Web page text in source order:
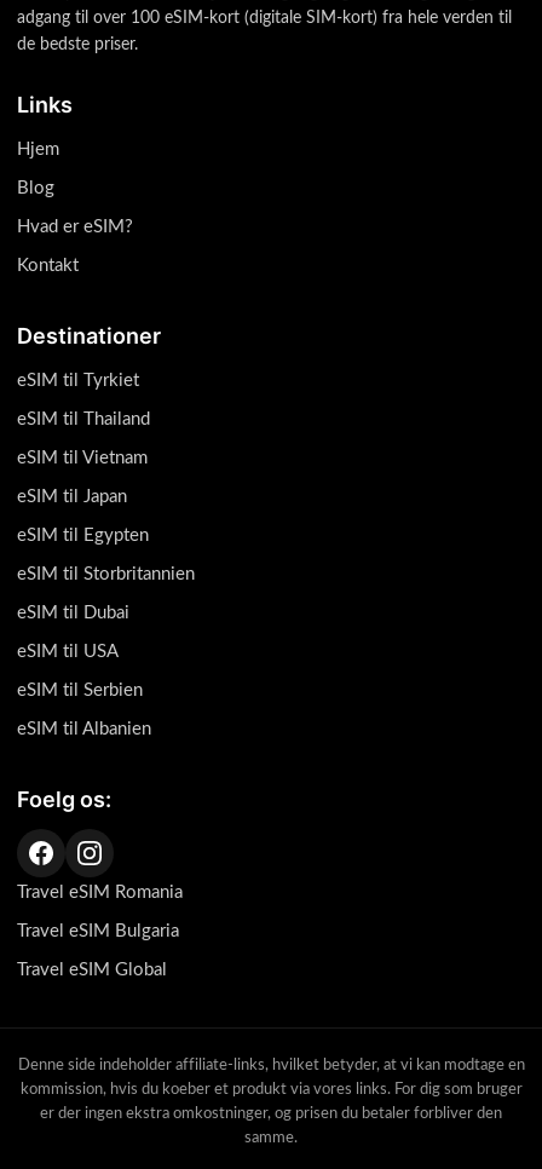
adgang til over 100 eSIM-kort (digitale SIM-kort) fra hele verden til
de bedste priser.
Links
Hjem
Blog
Hvad er eSIM?
Kontakt
Destinationer
eSIM til Tyrkiet
eSIM til Thailand
eSIM til Vietnam
eSIM til Japan
eSIM til Egypten
eSIM til Storbritannien
eSIM til Dubai
eSIM til USA
eSIM til Serbien
eSIM til Albanien
Foelg os:
Travel eSIM Romania
Travel eSIM Bulgaria
Travel eSIM Global
Denne side indeholder affiliate-links, hvilket betyder, at vi kan modtage en
kommission, hvis du koeber et produkt via vores links. For dig som bruger
er der ingen ekstra omkostninger, og prisen du betaler forbliver den
samme.